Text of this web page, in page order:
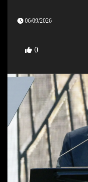
06/09/2026
0